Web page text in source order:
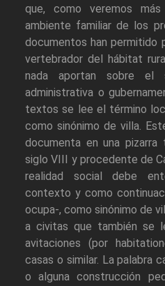
que, como veremos
ambiente familiar de los
documentos han permitido
vertebrador del hábitat
nada aportan sobre el
administrativa o
textos se lee el término
como sinónimo de villa.
documenta en una pizarra
siglo VIII y procedente de
realidad social debe
contexto y como
ocupa-, como sinónimo de
a civitas que también se
avitaciones (por
casas o similar. La palabra
o alguna construcción